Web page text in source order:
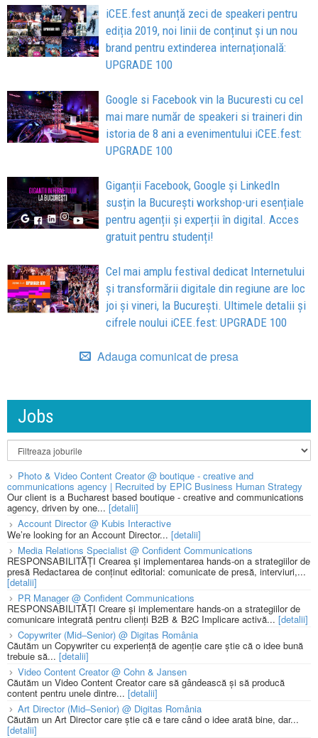
iCEE.fest anunță zeci de speakeri pentru
ediția 2019, noi linii de conținut și un nou
brand pentru extinderea internațională:
UPGRADE 100
Google si Facebook vin la Bucuresti cu cel
mai mare număr de speakeri si traineri din
istoria de 8 ani a evenimentului iCEE.fest:
UPGRADE 100
Giganții Facebook, Google și LinkedIn
susțin la București workshop-uri esențiale
pentru agenții și experții în digital. Acces
gratuit pentru studenți!
Cel mai amplu festival dedicat Internetului
și transformării digitale din regiune are loc
joi și vineri, la București. Ultimele detalii și
cifrele noului iCEE.fest: UPGRADE 100
Adauga comunicat de presa
Jobs
Photo & Video Content Creator @ boutique - creative and
communications agency | Recruited by EPIC Business Human Strategy
Our client is a Bucharest based boutique - creative and communications
agency, driven by one... [detalii]
Account Director @ Kubis Interactive
We’re looking for an Account Director... [detalii]
Media Relations Specialist @ Confident Communications
RESPONSABILITĂȚI Crearea și implementarea hands-on a strategiilor de
presă Redactarea de conținut editorial: comunicate de presă, interviuri,...
[detalii]
PR Manager @ Confident Communications
RESPONSABILITĂȚI Creare și implementare hands-on a strategiilor de
comunicare integrată pentru clienți B2B & B2C Implicare activă... [detalii]
Copywriter (Mid–Senior) @ Digitas România
Căutăm un Copywriter cu experiență de agenție care știe că o idee bună
trebuie să... [detalii]
Video Content Creator @ Cohn & Jansen
Căutăm un Video Content Creator care să gândească și să producă
content pentru unele dintre... [detalii]
Art Director (Mid–Senior) @ Digitas România
Căutăm un Art Director care știe că e tare când o idee arată bine, dar...
[detalii]